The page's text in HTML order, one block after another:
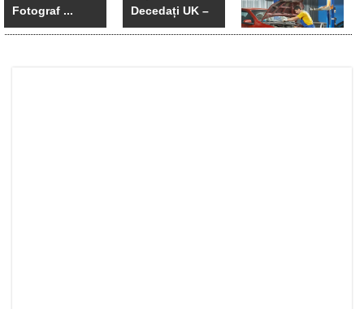
Fotograf ...
Decedați UK –
...